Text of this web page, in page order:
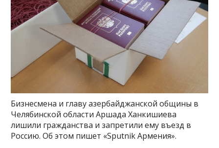
Бизнесмена и главу азербайджанской общины в
Челябинской области Аршада Ханкишиева
лишили гражданства и запретили ему въезд в
Россию. Об этом пишет «Sputnik Армения».